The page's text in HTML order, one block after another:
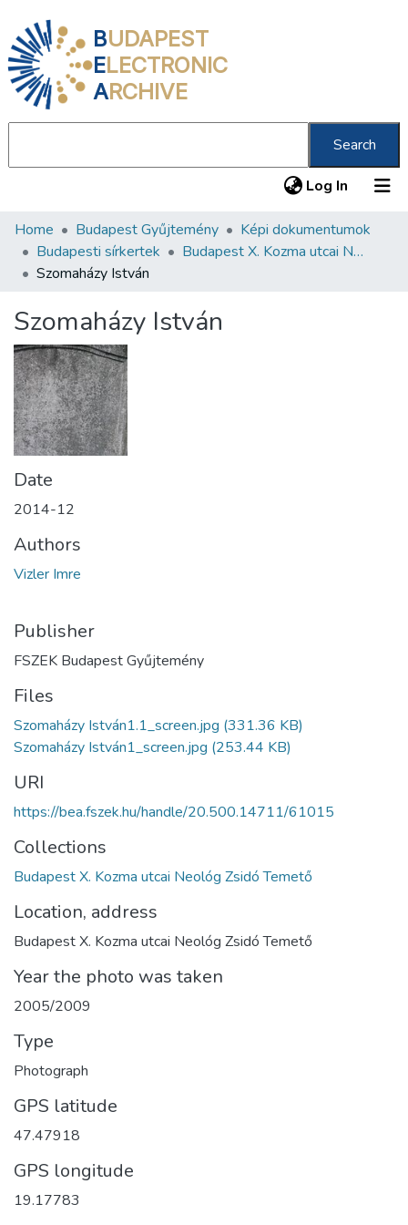
BUDAPEST
ELECTRONIC
ARCHIVE
Search
Log In (current)
Communities & Collections
All of DSpace
About us
Home Budapest Gyűjtemény
Képi dokumentumok
Budapesti sírkertek
Budapest X. Kozma utcai Neológ Zsidó Temető
Szomaházy István
Szomaházy István
Date
2014-12
Authors
Vizler Imre
Publisher
FSZEK Budapest Gyűjtemény
Files
Szomaházy István1.1_screen.jpg (331.36 KB)
Szomaházy István1_screen.jpg (253.44 KB)
URI
https://bea.fszek.hu/handle/20.500.14711/61015
Collections
Budapest X. Kozma utcai Neológ Zsidó Temető
Location, address
Budapest X. Kozma utcai Neológ Zsidó Temető
Year the photo was taken
2005/2009
Type
Photograph
GPS latitude
47.47918
GPS longitude
19.17783